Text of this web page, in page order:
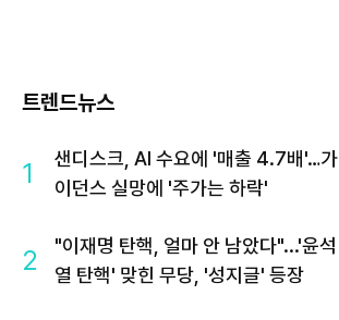
트렌드뉴스
1
샌디스크, AI 수요에 '매출 4.7배'…가
이던스 실망에 '주가는 하락'
2
"이재명 탄핵, 얼마 안 남았다"...'윤석
열 탄핵' 맞힌 무당, '성지글' 등장